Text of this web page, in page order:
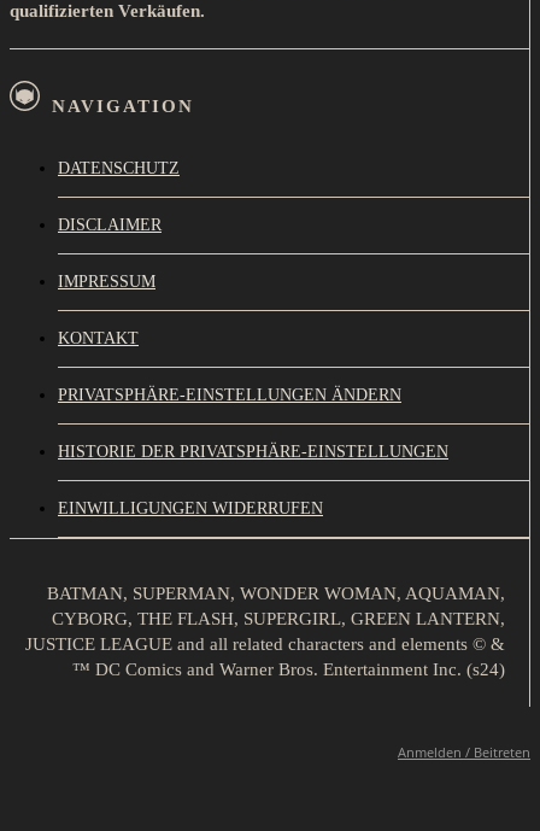
qualifizierten Verkäufen.
NAVIGATION
DATENSCHUTZ
DISCLAIMER
IMPRESSUM
KONTAKT
PRIVATSPHÄRE-EINSTELLUNGEN ÄNDERN
HISTORIE DER PRIVATSPHÄRE-EINSTELLUNGEN
EINWILLIGUNGEN WIDERRUFEN
BATMAN, SUPERMAN, WONDER WOMAN, AQUAMAN,
CYBORG, THE FLASH, SUPERGIRL, GREEN LANTERN,
JUSTICE LEAGUE and all related characters and elements © &
™ DC Comics and Warner Bros. Entertainment Inc. (s24)
Anmelden / Beitreten